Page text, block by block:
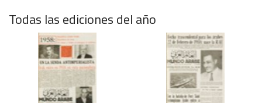
Todas las ediciones del año